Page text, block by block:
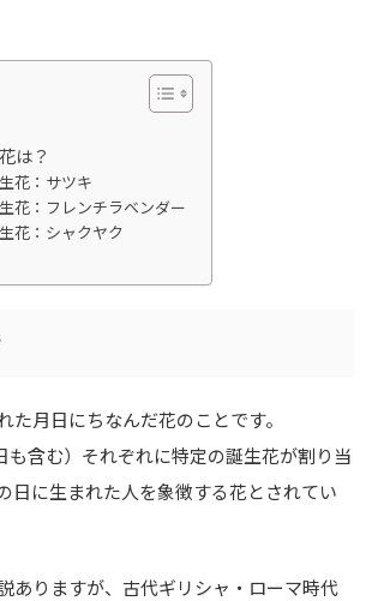
は？
花：サツキ
花：フレンチラベンダー
花：シャクヤク
た月日にちなんだ花のことです。
も含む）それぞれに特定の誕生花が割り当
日に生まれた人を象徴する花とされてい
ありますが、古代ギリシャ・ローマ時代